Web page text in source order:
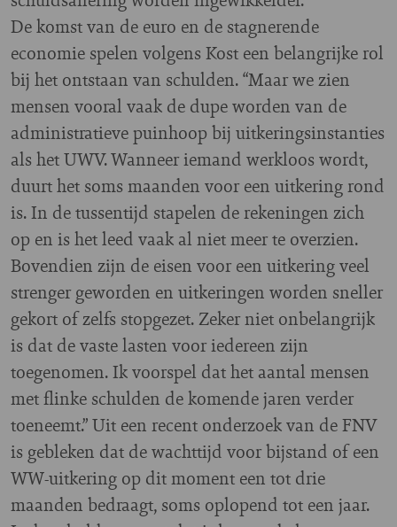
De komst van de euro en de stagnerende
economie spelen volgens Kost een belangrijke rol
bij het ontstaan van schulden. “Maar we zien
mensen vooral vaak de dupe worden van de
administratieve puinhoop bij uitkeringsinstanties
als het UWV. Wanneer iemand werkloos wordt,
duurt het soms maanden voor een uitkering rond
is. In de tussentijd stapelen de rekeningen zich
op en is het leed vaak al niet meer te overzien.
Bovendien zijn de eisen voor een uitkering veel
strenger geworden en uitkeringen worden sneller
gekort of zelfs stopgezet. Zeker niet onbelangrijk
is dat de vaste lasten voor iedereen zijn
toegenomen. Ik voorspel dat het aantal mensen
met flinke schulden de komende jaren verder
toeneemt.” Uit een recent onderzoek van de FNV
is gebleken dat de wachttijd voor bijstand of een
WW-uitkering op dit moment een tot drie
maanden bedraagt, soms oplopend tot een jaar.